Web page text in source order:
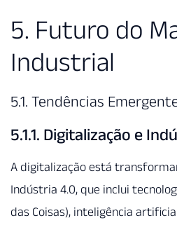
5. Futuro do
Industrial
5.1. Tendências
5.1.1. Digitalização e
A digitalização está
Indústria 4.0, que inclui
das Coisas), inteligência